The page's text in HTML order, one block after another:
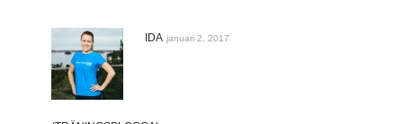
januari 2, 2017
IDA